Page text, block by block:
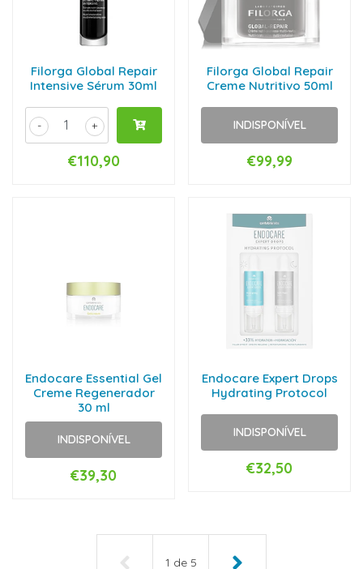
Filorga Global Repair
Intensive Sérum 30ml
+
-
€110,90
Filorga Global Repair
Creme Nutritivo 50ml
INDISPONÍVEL
€99,99
Endocare Essential Gel
Creme Regenerador
30 ml
INDISPONÍVEL
€39,30
Endocare Expert Drops
Hydrating Protocol
INDISPONÍVEL
€32,50
1 de 5